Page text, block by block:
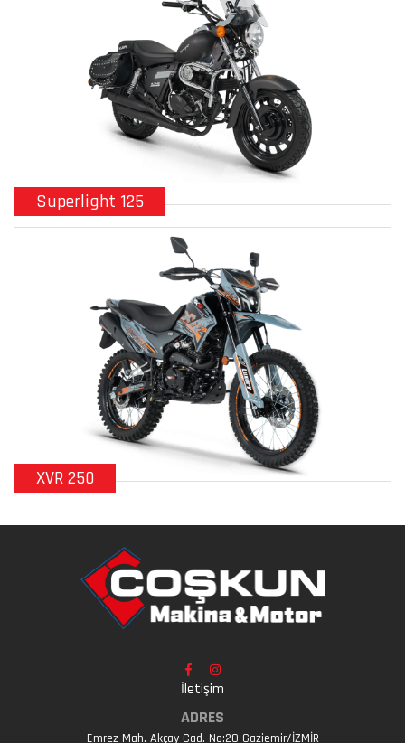
Superlight 125
XVR 250
İletişim
ADRES
Emrez Mah. Akçay Cad. No:20 Gaziemir/İZMİR